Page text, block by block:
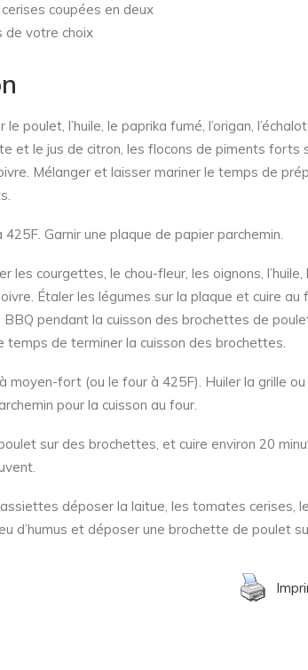
coupées en deux
de votre choix
poulet, l’huile, le paprika fumé, l’origan,
et le jus de citron, les flocons de piments forts
Mélanger et laisser mariner le temps de
Garnir une plaque de papier parchemin.
les courgettes, le chou-fleur, les oignons, l’huile,
Étaler les légumes sur la plaque et cuire au
BBQ pendant la cuisson des brochettes de
temps de terminer la cuisson des brochettes.
moyen-fort (ou le four à 425F). Huiler la grille ou
pour la cuisson au four.
sur des brochettes, et cuire environ 20
déposer la laitue, les tomates cerises,
d’humus et déposer une brochette de poulet